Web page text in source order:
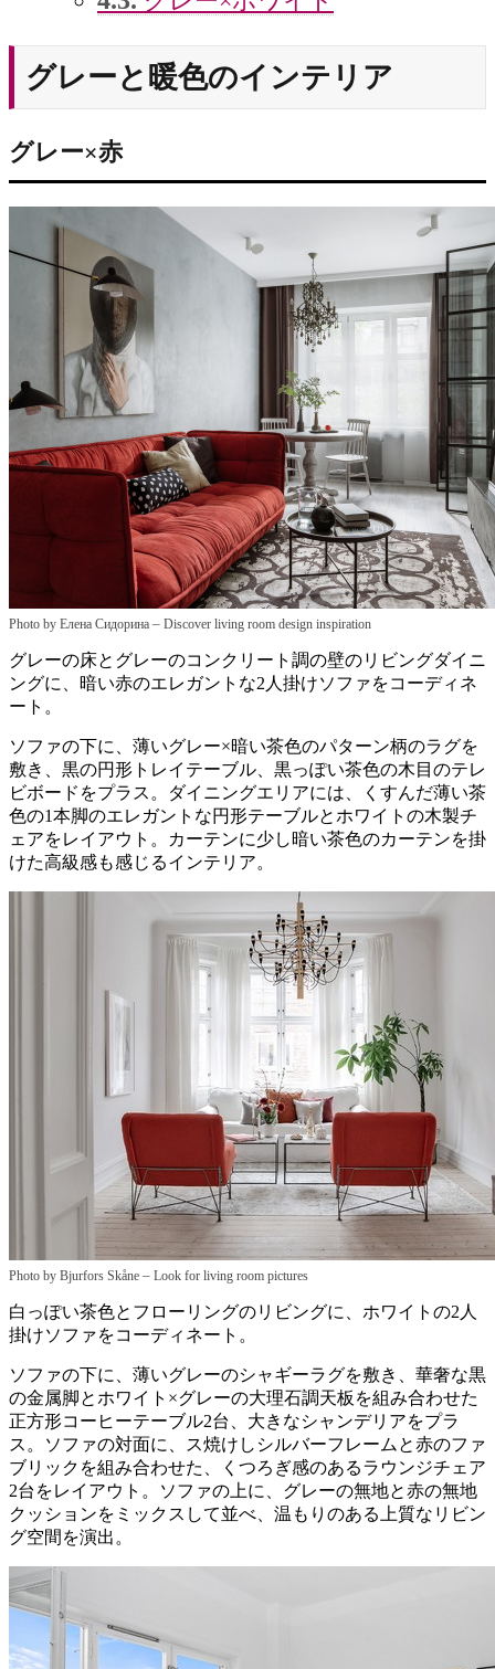
グレーと暖色のインテリア
グレー×赤
Photo by Елена Сидорина – Discover living room design inspiration
グレーの床とグレーのコンクリート調の壁のリビングダイニ
ングに、暗い赤のエレガントな2人掛けソファをコーディネ
ート。
ソファの下に、薄いグレー×暗い茶色のパターン柄のラグを
敷き、黒の円形トレイテーブル、黒っぽい茶色の木目のテレ
ビボードをプラス。ダイニングエリアには、くすんだ薄い茶
色の1本脚のエレガントな円形テーブルとホワイトの木製チ
ェアをレイアウト。カーテンに少し暗い茶色のカーテンを掛
けた高級感も感じるインテリア。
Photo by Bjurfors Skåne – Look for living room pictures
白っぽい茶色とフローリングのリビングに、ホワイトの2人
掛けソファをコーディネート。
ソファの下に、薄いグレーのシャギーラグを敷き、華奢な黒
の金属脚とホワイト×グレーの大理石調天板を組み合わせた
正方形コーヒーテーブル2台、大きなシャンデリアをプラ
ス。ソファの対面に、ス焼けしシルバーフレームと赤のファ
ブリックを組み合わせた、くつろぎ感のあるラウンジチェア
2台をレイアウト。ソファの上に、グレーの無地と赤の無地
クッションをミックスして並べ、温もりのある上質なリビン
グ空間を演出。